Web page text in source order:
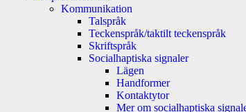
Kommunikation
Talspråk
Teckenspråk/taktilt teckenspråk
Skriftspråk
Socialhaptiska signaler
Lägen
Handformer
Kontaktytor
Mer om socialhaptiska